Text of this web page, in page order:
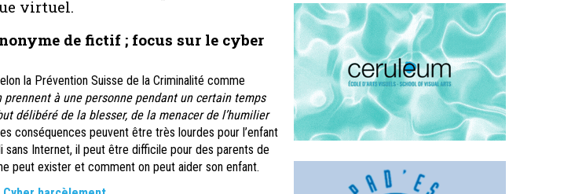
virtuel.
de fictif ; focus sur le cyber
la Prévention Suisse de la Criminalité comme
à une personne pendant un certain temps
délibéré de la blesser, de la menacer de l’humilier
conséquences peuvent être très lourdes pour l’enfant
sans Internet, il peut être difficile pour des parents de
peut exister et comment on peut aider son enfant.